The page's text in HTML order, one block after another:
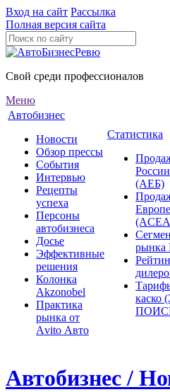
Вход на сайт Рассылка
Полная версия сайта
Свой среди профессионалов
Меню
Автобизнес
Новости
Обзор прессы
События
Интервью
Рецепты
успеха
Персоны
автобизнеса
Досье
Эффективные
решения
Колонка
Akzonobel
Практика
рынка от
Аvito Авто
Статистика
России
(АЕБ)
Европе
рынка
каско
Автобизнес /